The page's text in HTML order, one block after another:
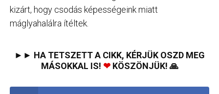
kizárt, hogy csodás képességeink miatt
máglyahalálra ítéltek.
►► HA TETSZETT A CIKK, KÉRJÜK OSZD MEG
MÁSOKKAL IS! ❤KÖSZÖNJÜK! 🙏